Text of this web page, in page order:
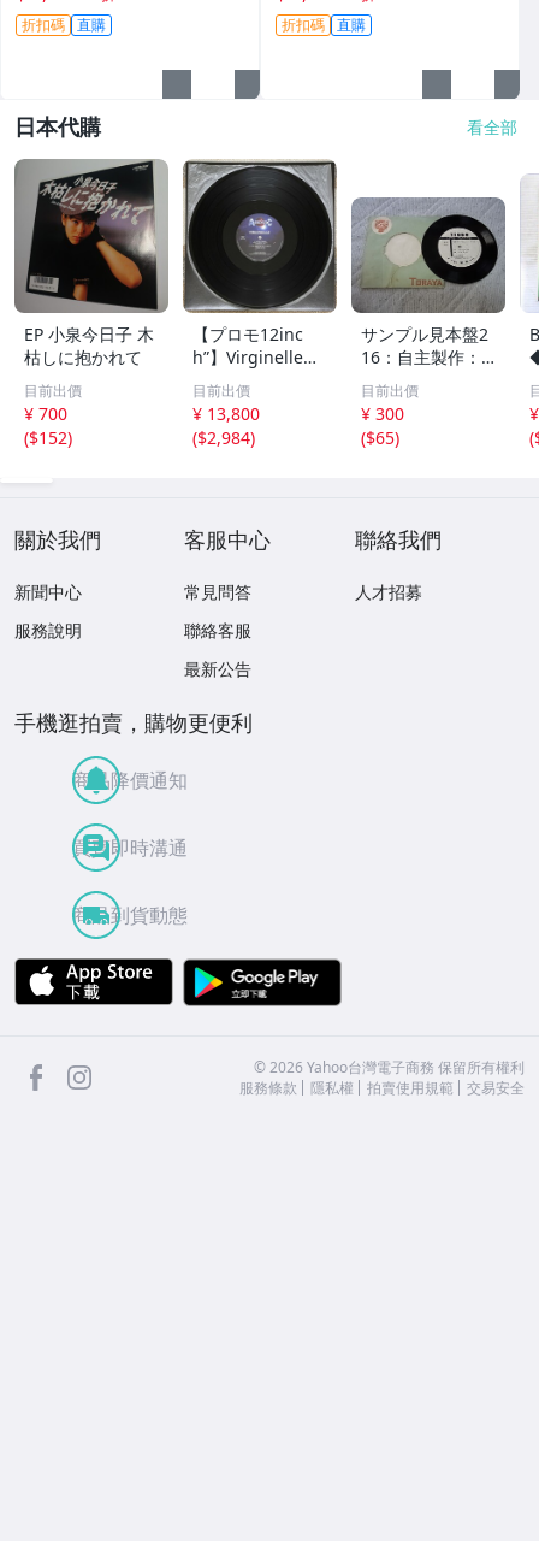
3
折扣碼 直購
折扣碼 直購
日本代購 看全部
EP 小泉今日子 木
枯しに抱かれて
目前出價
¥ 700
($152)
【プロモ12inc
h”】Virginelle・
Mickey B. / Luck
y Tango・Let Th
e Rain 他 (VEJT-8
9147)
目前出價
¥ 13,800
($2,984)
サンプル見本盤2
16：自主製作： T
ORAYA 第12回
秋田県吹奏楽コン
クール シングル
レコード
目前出價
¥ 300
($65)
(
關於我們
新聞中心
服務說明
客服中心
常見問答
聯絡客服
最新公告
聯絡我們
人才招募
手機逛拍賣，購物更便利
商品降價通知
買賣即時溝通
商品到貨動態
APP Store
facebook ©2026 Yahoo台灣電子商務 保留所有權利
服務條款
隱私權 拍賣使用規範 交易安全